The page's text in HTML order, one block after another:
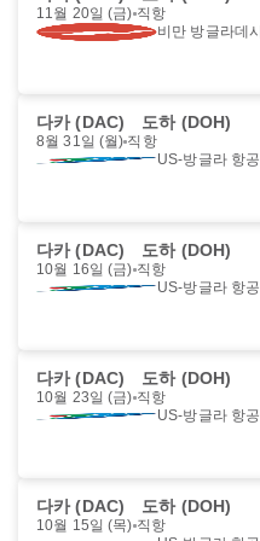
11월 20일 (금) 직항
비만 방글라데시
다카 (DAC) 도하 (DOH)
8월 31일 (월) 직항
US-방글라 항공
다카 (DAC) 도하 (DOH)
10월 16일 (금) 직항
US-방글라 항공
다카 (DAC) 도하 (DOH)
10월 23일 (금) 직항
US-방글라 항공
다카 (DAC) 도하 (DOH)
10월 15일 (목) 직항